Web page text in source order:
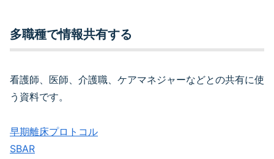
多職種で情報共有する
看護師、医師、介護職、ケアマネジャーなどとの共有に使
う資料です。
早期離床プロトコル
SBAR